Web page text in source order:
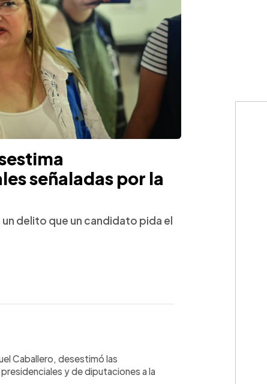
señaladas por la
delito que un candidato pida el
Caballero, desestimó las
y de diputaciones a la